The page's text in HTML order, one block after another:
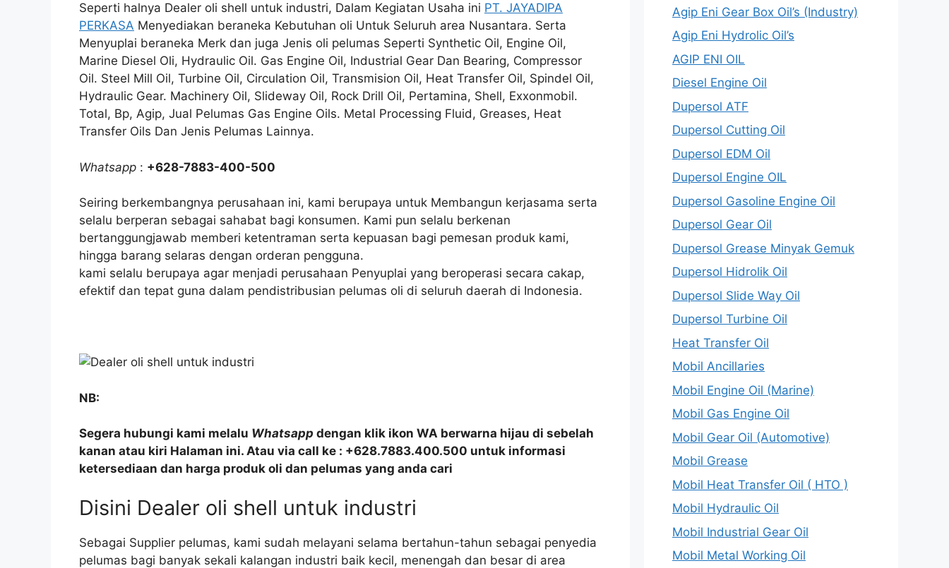
Seperti halnya Dealer oli shell untuk industri, Dalam Kegiatan Usaha ini PT. JAYADIPA
PERKASA Menyediakan beraneka Kebutuhan oli Untuk Seluruh area Nusantara. Serta
Menyuplai beraneka Merk dan juga Jenis oli pelumas Seperti Synthetic Oil, Engine Oil,
Marine Diesel Oli, Hydraulic Oil. Gas Engine Oil, Industrial Gear Dan Bearing, Compressor
Oil. Steel Mill Oil, Turbine Oil, Circulation Oil, Transmision Oil, Heat Transfer Oil, Spindel Oil,
Hydraulic Gear. Machinery Oil, Slideway Oil, Rock Drill Oil, Pertamina, Shell, Exxonmobil.
Total, Bp, Agip, Jual Pelumas Gas Engine Oils. Metal Processing Fluid, Greases, Heat
Transfer Oils Dan Jenis Pelumas Lainnya.
Whatsapp : +628-7883-400-500
Seiring berkembangnya perusahaan ini, kami berupaya untuk Membangun kerjasama serta
selalu berperan sebagai sahabat bagi konsumen. Kami pun selalu berkenan
bertanggungjawab memberi ketentraman serta kepuasan bagi pemesan produk kami,
hingga barang selaras dengan orderan pengguna.
kami selalu berupaya agar menjadi perusahaan Penyuplai yang beroperasi secara cakap,
efektif dan tepat guna dalam pendistribusian pelumas oli di seluruh daerah di Indonesia.
NB:
Segera hubungi kami melalu Whatsapp dengan klik ikon WA berwarna hijau di sebelah
kanan atau kiri Halaman ini. Atau via call ke : +628.7883.400.500 untuk informasi
ketersediaan dan harga produk oli dan pelumas yang anda cari
Disini Dealer oli shell untuk industri
Sebagai Supplier pelumas, kami sudah melayani selama bertahun-tahun sebagai penyedia
pelumas bagi banyak sekali kalangan industri baik kecil, menengah dan besar di area
Agip Eni Gear Box Oil’s (Industry)
Agip Eni Hydrolic Oil’s
AGIP ENI OIL
Diesel Engine Oil
Dupersol ATF
Dupersol Cutting Oil
Dupersol EDM Oil
Dupersol Engine OIL
Dupersol Gasoline Engine Oil
Dupersol Gear Oil
Dupersol Grease Minyak Gemuk
Dupersol Hidrolik Oil
Dupersol Slide Way Oil
Dupersol Turbine Oil
Heat Transfer Oil
Mobil Ancillaries
Mobil Engine Oil (Marine)
Mobil Gas Engine Oil
Mobil Gear Oil (Automotive)
Mobil Grease
Mobil Heat Transfer Oil ( HTO )
Mobil Hydraulic Oil
Mobil Industrial Gear Oil
Mobil Metal Working Oil